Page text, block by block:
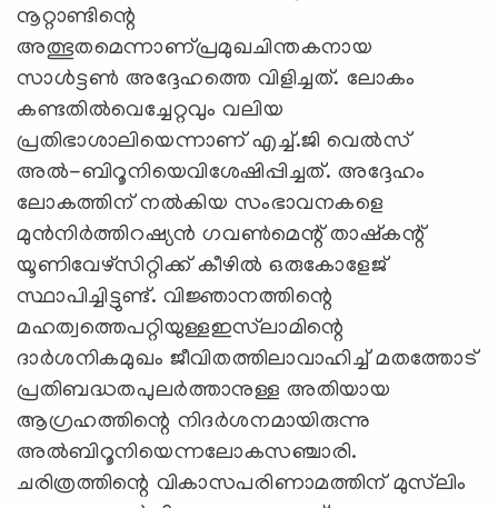
നൂറ്റാണ്ടിന്റെ
അത്ഭുതമെന്നാണ്‌പ്രമുഖചിന്തകനായ
സാള്‍ട്ടണ്‍ അദ്ദേഹത്തെ വിളിച്ചത്‌. ലോകം
കണ്ടതില്‍വെച്ചേറ്റവും വലിയ
പ്രതിഭാശാലിയെന്നാണ്‌ എച്ച്‌.ജി വെല്‍സ്‌
അല്‍-ബിറൂനിയെവിശേഷിപ്പിച്ചത്‌. അദ്ദേഹം
ലോകത്തിന്‌ നല്‍കിയ സംഭാവനകളെ
മുന്‍നിര്‍ത്തിറഷ്യന്‍ ഗവണ്‍മെന്റ്‌ താഷ്‌കന്റ്‌
യൂണിവേഴ്‌സിറ്റിക്ക്‌ കീഴില്‍ ഒരുകോളേജ്‌
സ്ഥാപിച്ചിട്ടുണ്ട്‌. വിജ്ഞാനത്തിന്റെ
മഹത്വത്തെപറ്റിയുള്ളഇസ്‌ലാമിന്റെ
ദാര്‍ശനികമുഖം ജീവിതത്തിലാവാഹിച്ച്‌ മതത്തോട്‌
പ്രതിബദ്ധതപുലര്‍ത്താനുള്ള അതിയായ
ആഗ്രഹത്തിന്റെ നിദര്‍ശനമായിരുന്നു
അല്‍ബിറൂനിയെന്നലോകസഞ്ചാരി.
ചരിത്രത്തിന്റെ വികാസപരിണാമത്തിന്‌ മുസ്‌ലിം